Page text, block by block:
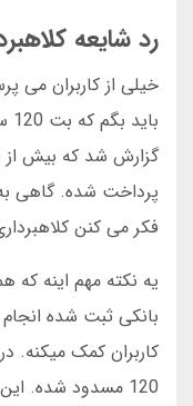
رد شایعه
پرداخت شده. گاهی
فکر می کنن
یه نکته مهم اینه